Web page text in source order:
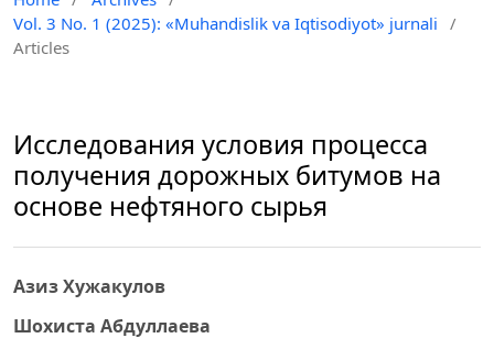
Vol. 3 No. 1 (2025): «Muhandislik va Iqtisodiyot» jurnali
/
Articles
Исследования условия процесса
получения дорожных битумов на
основе нефтяного сырья
Азиз Хужакулов
Шохиста Абдуллаева